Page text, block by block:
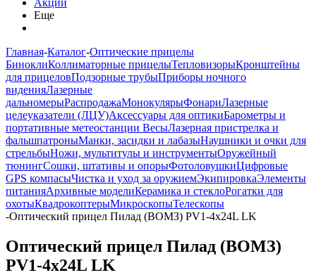
Акции
Еще
Главная-Каталог-Оптические прицелы
БиноклиКоллиматорные прицелыТепловизорыКронштейны
для прицеловПодзорные трубыПриборы ночного
виденияЛазерные
дальномерыРаспродажаМонокулярыФонариЛазерные
целеуказатели (ЛЦУ)Аксессуары для оптикиБарометры и
портативные метеостанции ВесыЛазерная пристрелка и
фальшпатроныМанки, засидки и лабазыНаушники и очки для
стрельбыНожи, мультитулы и инструментыОружейный
тюнингСошки, штативы и опорыФотоловушкиЦифровые
GPS компасыЧистка и уход за оружиемЭкипировкаЭлементы
питанияАрхивные моделиКерамика и стеклоРогатки для
охотыКвадрокоптерыМикроскопыТелескопы
-Оптический прицел Пилад (ВОМЗ) PV1-4х24L LK
Оптический прицел Пилад (ВОМЗ)
PV1-4х24L LK